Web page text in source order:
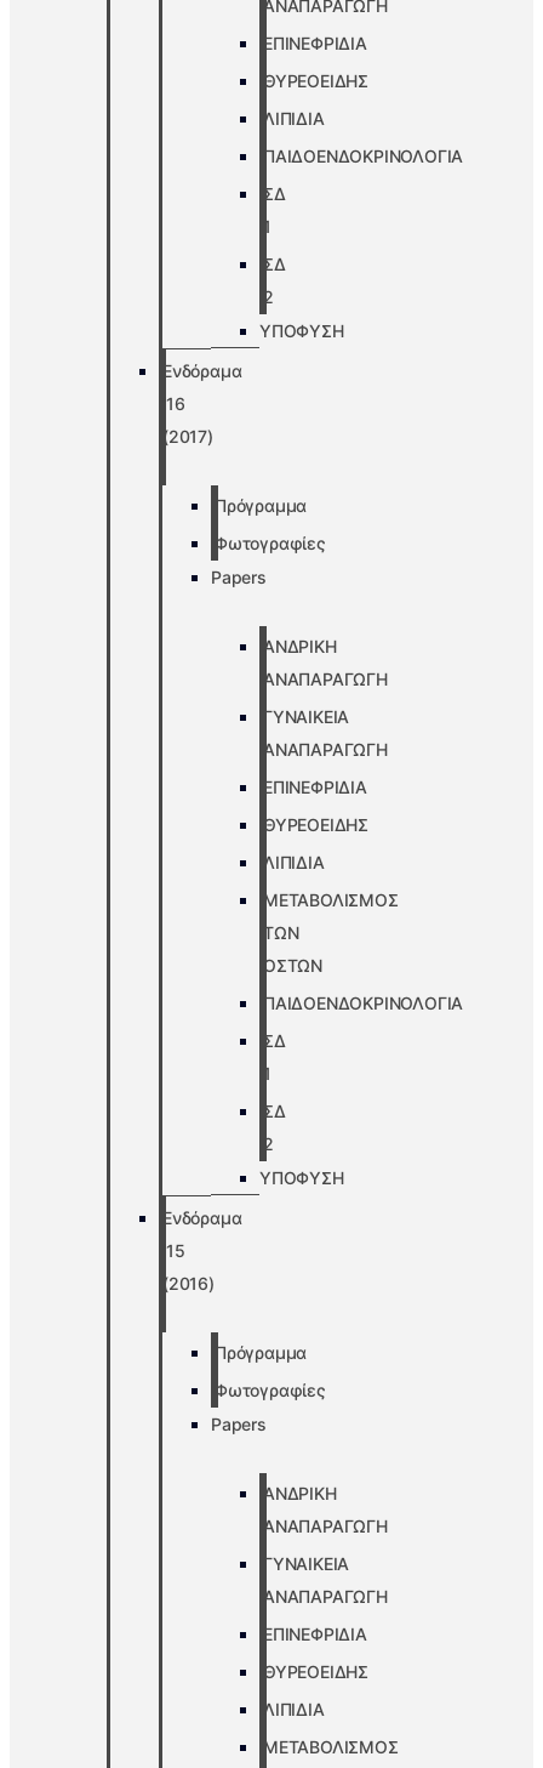
ΑΝΑΠΑΡΑΓΩΓΗ
ΕΠΙΝΕΦΡΙΔΙΑ
ΘΥΡΕΟΕΙΔΗΣ
ΛΙΠΙΔΙΑ
ΠΑΙΔΟΕΝΔΟΚΡΙΝΟΛΟΓΙΑ
ΣΔ
1
ΣΔ
2
ΥΠΟΦΥΣΗ
Ενδόραμα
’16
(2017)
Πρόγραμμα
Φωτογραφίες
Papers
ΑΝΔΡΙΚΗ
ΑΝΑΠΑΡΑΓΩΓΗ
ΓΥΝΑΙΚΕΙΑ
ΑΝΑΠΑΡΑΓΩΓΗ
ΕΠΙΝΕΦΡΙΔΙΑ
ΘΥΡΕΟΕΙΔΗΣ
ΛΙΠΙΔΙΑ
ΜΕΤΑΒΟΛΙΣΜΟΣ
ΤΩΝ
ΟΣΤΩΝ
ΠΑΙΔΟΕΝΔΟΚΡΙΝΟΛΟΓΙΑ
ΣΔ
1
ΣΔ
2
ΥΠΟΦΥΣΗ
Ενδόραμα
’15
(2016)
Πρόγραμμα
Φωτογραφίες
Papers
ΑΝΔΡΙΚΗ
ΑΝΑΠΑΡΑΓΩΓΗ
ΓΥΝΑΙΚΕΙΑ
ΑΝΑΠΑΡΑΓΩΓΗ
ΕΠΙΝΕΦΡΙΔΙΑ
ΘΥΡΕΟΕΙΔΗΣ
ΛΙΠΙΔΙΑ
ΜΕΤΑΒΟΛΙΣΜΟΣ